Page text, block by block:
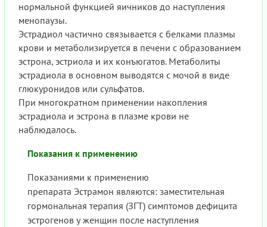
нормальной функцией яичников до наступления
менопаузы.
Эстрадиол частично связывается с белками плазмы
крови и метаболизируется в печени с образованием
эстрона, эстриола и их конъюгатов. Метаболиты
эстрадиола в основном выводятся с мочой в виде
глюкуронидов или сульфатов.
При многократном применении накопления
эстрадиола и эстрона в плазме крови не
наблюдалось.
Показания к применению
Показаниями к применению
препарата Эстрамон являются: заместительная
гормональная терапия (ЗГТ) симптомов дефицита
эстрогенов у женщин после наступления